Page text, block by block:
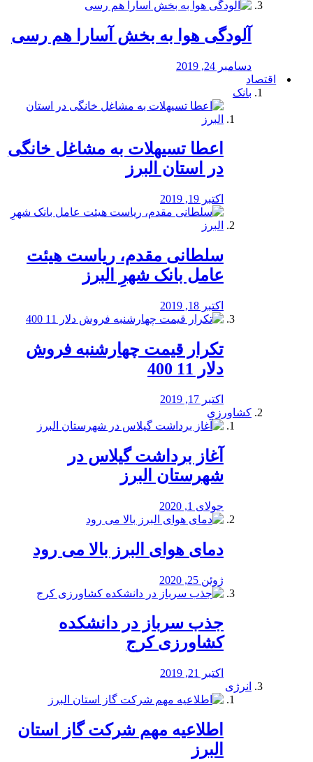
آلودگی هوا به بخش آسارا هم رسی
دسامبر 24, 2019
اقتصاد
بانک
️اعطا تسیهلات به مشاغل خانگی
در استان البرز
اکتبر 19, 2019
سلطانی مقدم، ریاست هیئت
عامل بانک شهرِ البرز
اکتبر 18, 2019
تکرار قیمت چهارشنبه فروش
دلار 11 400
اکتبر 17, 2019
کشاورزی
آغاز برداشت گیلاس در
شهرستان البرز
جولای 1, 2020
دمای هوای البرز بالا می رود
ژوئن 25, 2020
جذب سرباز در دانشکده
کشاورزی کرج
اکتبر 21, 2019
انرژی
️اطلاعیه مهم شرکت گاز استان
البرز